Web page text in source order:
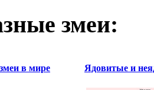
змеи:
в мире Ядовитые и